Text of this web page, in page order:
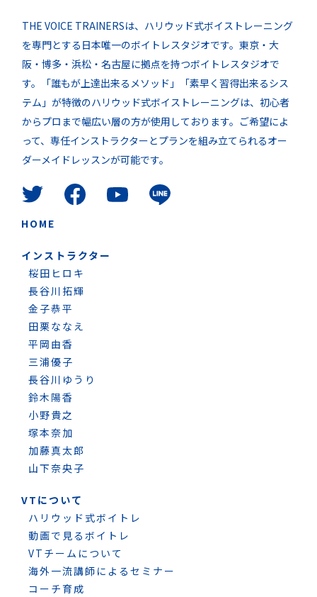
THE VOICE TRAINERSは、ハリウッド式ボイストレーニング
を専門とする日本唯一のボイトレスタジオです。東京・大
阪・博多・浜松・名古屋に拠点を持つボイトレスタジオで
す。「誰もが上達出来るメソッド」「素早く習得出来るシス
テム」が特徴のハリウッド式ボイストレーニングは、初心者
からプロまで幅広い層の方が使用しております。ご希望によ
って、専任インストラクターとプランを組み立てられるオー
ダーメイドレッスンが可能です。
HOME
インストラクター
桜田ヒロキ
長谷川拓輝
金子恭平
田栗ななえ
平岡由香
三浦優子
長谷川ゆうり
鈴木陽香
小野貴之
塚本奈加
加藤真太郎
山下奈央子
VTについて
ハリウッド式ボイトレ
動画で見るボイトレ
VTチームについて
海外一流講師によるセミナー
コーチ育成